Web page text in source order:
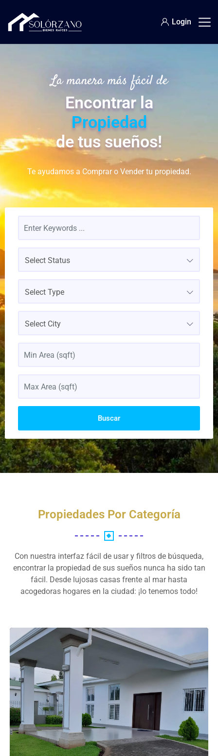
Login
La manera más fácil de
Encontrar la
Propiedad
de tus sueños!
Te ayudamos a Comprar o Vender tu propiedad.
Select Status
Select Type
Select City
Buscar
Propiedades Por Categoría
Con nuestra interfaz fácil de usar y filtros de búsqueda,
encontrar la propiedad de sus sueños nunca ha sido tan
fácil. Desde lujosas casas frente al mar hasta
acogedoras hogares en la ciudad: ¡lo tenemos todo!